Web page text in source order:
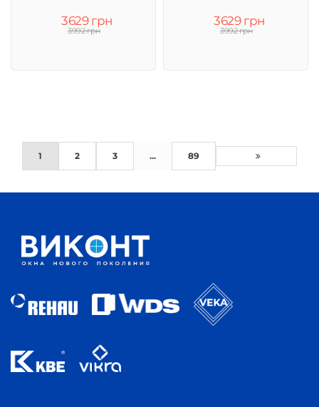
3629 грн
3992 грн
3629 грн
3992 грн
1 2 3 ... 89